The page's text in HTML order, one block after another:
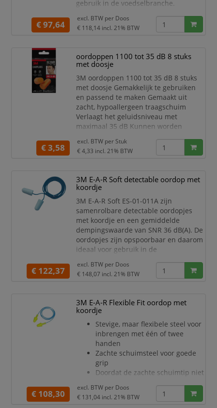
gebruik in de voedselbranche.
polymeer koordje met metaal
Gemaakt van vast
Ideaal voor veeleisende
toepassingen waar het gemak en
de duurzaamheid
van een voorgevormde oordop
een belangrijke vereiste is
Oordop is er in één maat, pas
€ 97,64
excl. BTW per Doos
€ 118,14 incl. 21% BTW
oordoppen 1100 tot 35 dB 8 stuks
met doosje
3M oordoppen 1100 tot 35 dB 8 stuks
met doosje Gemakkelijk te gebruiken
en passend te maken Gemaakt uit
zacht, hypoallergeen traagschuim
Verlaagt het geluidsniveau met
maximaal 35 dB Kunnen worden
dB Wegwerp Vuilbestendig oppervlak
zorgt voor een betere hygiëne,
instructies lezen voor gebruik Kleur:
oranje
blister van 8 stuks met
opbergdoosje
€ 3,58
excl. BTW per Stuk
€ 4,33 incl. 21% BTW
3M E-A-R Soft detectable oordop met
koordje
3M E-A-R Soft ES-01-011A zijn
samenrolbare detectable oordopjes
met koordje en een gemiddelde
dempingswaarde van SNR 36 dB(A). De
oordopjes zijn opspoorbaar en daarom
ideaal voor gebruik in de
Samenrolbare oordop met
koordje
metaaldetector opgespoord
worden door
een integraal roestvrijstalen
balletje in de blauwe oordop
Ideaal voor gebruik in de
voedselbranche
Gemaakt van zacht energieabso
€ 122,37
excl. BTW per Doos
€ 148,07 incl. 21% BTW
3M E-A-R Flexible Fit oordop met
koordje
Stevige, maar flexibele steel voor
inbrengen met één of twee
handen
Zachte schuimsteel voor goede
grip
Doordat de zachte schuimtip niet
oordop schoon
Goed voor bij het werken met
€ 108,30
excl. BTW per Doos
€ 131,04 incl. 21% BTW